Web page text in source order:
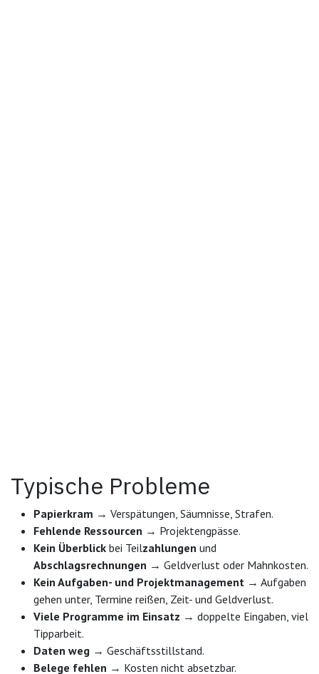
Typische Probleme
Papierkram → Verspätungen, Säumnisse, Strafen.
Fehlende Ressourcen → Projektengpässe.
Kein Überblick bei Teilzahlungen und
Abschlagsrechnungen → Geldverlust oder Mahnkosten.
Kein Aufgaben- und Projektmanagement → Aufgaben
gehen unter, Termine reißen, Zeit- und Geldverlust.
Viele Programme im Einsatz → doppelte Eingaben, viel
Tipparbeit.
Daten weg → Geschäftsstillstand.
Belege fehlen → Kosten nicht absetzbar.